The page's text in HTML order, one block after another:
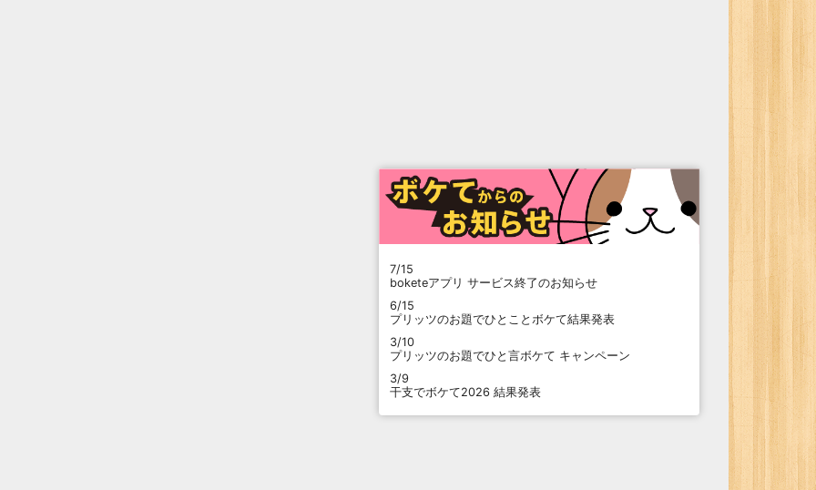
7/15
boketeアプリ サービス終了のお知らせ
6/15
プリッツのお題でひとことボケて結果発表
3/10
プリッツのお題でひと言ボケて キャンペーン
3/9
干支でボケて2026 結果発表